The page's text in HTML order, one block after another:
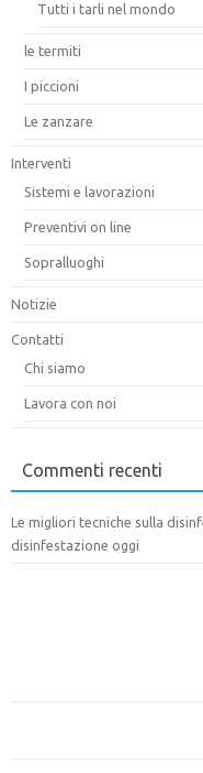
Tutti i tarli nel mondo
le termiti
I piccioni
Le zanzare
Interventi
Sistemi e lavorazioni
Preventivi on line
Sopralluoghi
Notizie
Contatti
Chi siamo
Lavora con noi
Commenti recenti
Le migliori tecniche sulla
disinfestazione oggi